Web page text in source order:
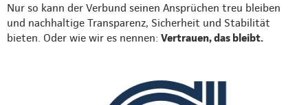
Nur so kann der Verbund seinen Ansprüchen treu bleiben
und nachhaltige Transparenz, Sicherheit und Stabilität
bieten. Oder wie wir es nennen: Vertrauen, das bleibt.